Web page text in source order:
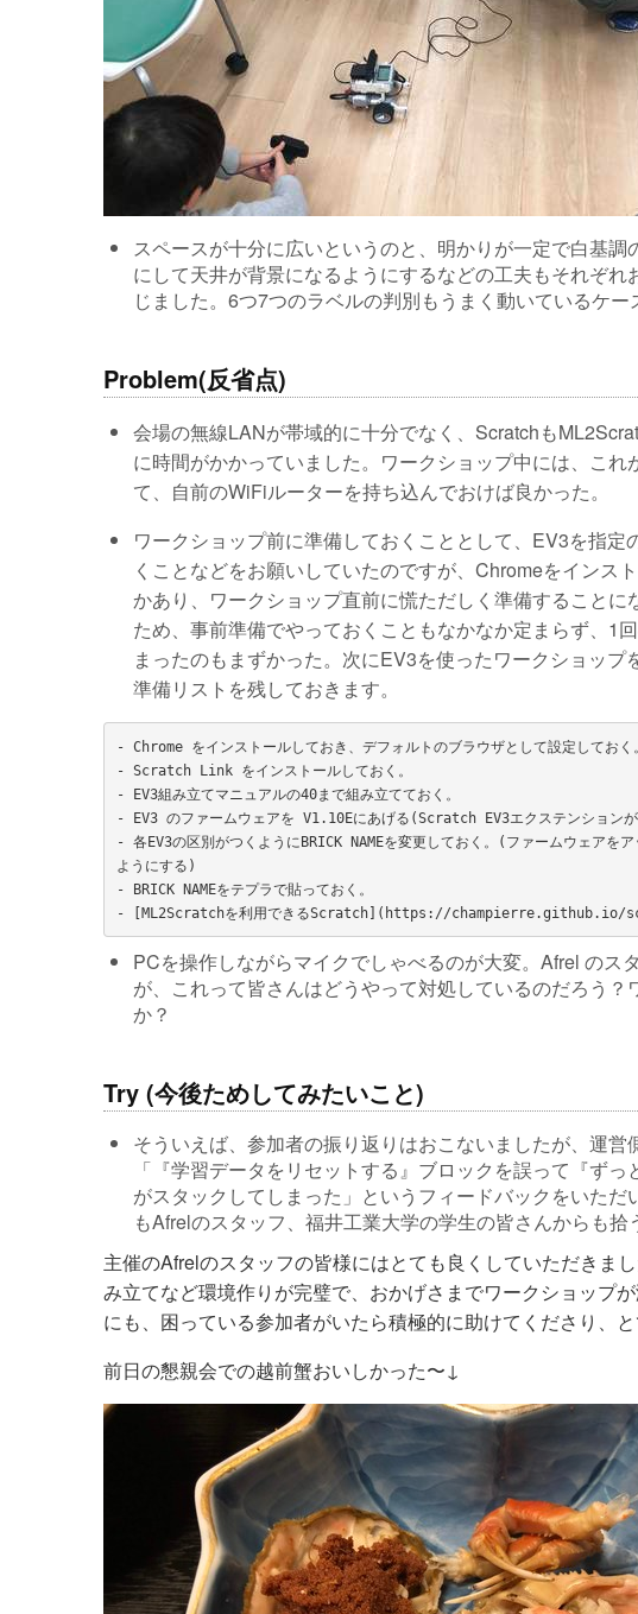
スペースが十分に広いというのと、明かりが一定で白基
にして天井が背景になるようにするなどの工夫もそれぞ
じました。6つ7つのラベルの判別もうまく動いているケー
Problem(反省点)
会場の無線LANが帯域的に十分でなく、Scratchも
に時間がかかっていました。ワークショップ中には、こ
て、自前のWiFiルーターを持ち込んでおけば良かった。
ワークショップ前に準備しておくこととして、EV3を指
くことなどをお願いしていたのですが、Chromeをインス
かあり、ワークショップ直前に慌ただしく準備すること
ため、事前準備でやっておくこともなかなか定まらず、1
まったのもまずかった。次にEV3を使ったワークショッ
準備リストを残しておきます。
- Chrome をインストールしておき、デフォルトのブラウザとして設定しておく。
- Scratch Link をインストールしておく。
- EV3組み立てマニュアルの40まで組み立てておく。
- EV3 のファームウェアを V1.10Eにあげる(Scratch EV3エクステンション
- 各EV3の区別がつくようにBRICK NAMEを変更しておく。(ファームウェアを
ようにする)
- BRICK NAMEをテプラで貼っておく。
PCを操作しながらマイクでしゃべるのが大変。Afrel の
が、これって皆さんはどうやって対処しているのだろう
か？
Try (今後ためしてみたいこと)
そういえば、参加者の振り返りはおこないましたが、運営
「『学習データをリセットする』ブロックを誤って『ず
がスタックしてしまった」というフィードバックをいただ
もAfrelのスタッフ、福井工業大学の学生の皆さんからも
主催のAfrelのスタッフの皆様にはとても良くしていただきま
み立てなど環境作りが完璧で、おかげさまでワークショップ
にも、困っている参加者がいたら積極的に助けてくださり、
前日の懇親会での越前蟹おいしかった〜↓